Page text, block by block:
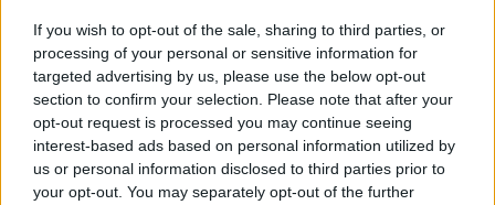
If you wish to opt-out of the sale, sharing to third parties, or
processing of your personal or sensitive information for
targeted advertising by us, please use the below opt-out
section to confirm your selection. Please note that after your
opt-out request is processed you may continue seeing
interest-based ads based on personal information utilized by
us or personal information disclosed to third parties prior to
your opt-out. You may separately opt-out of the further
Sokan talán ekkor még azt sem gondolták volna,
hogy egyszer a világ egyik legnagyobb
autóversenyzője válik belőle. A fiatal Bruce
azonban rendkívüli kitartásról tett